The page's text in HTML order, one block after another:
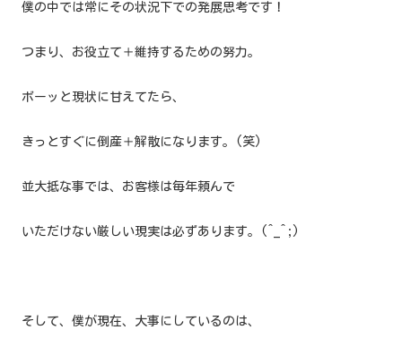
僕の中では常にその状況下での発展思考です！
つまり、お役立て＋維持するための努力。
ボーッと現状に甘えてたら、
きっとすぐに倒産＋解散になります。(笑)
並大抵な事では、お客様は毎年頼んで
いただけない厳しい現実は必ずあります。(^_^;)
そして、僕が現在、大事にしているのは、